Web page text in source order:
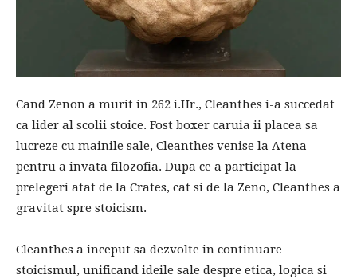
Cand Zenon a murit in 262 i.Hr., Cleanthes i-a succedat
ca lider al scolii stoice. Fost boxer caruia ii placea sa
lucreze cu mainile sale, Cleanthes venise la Atena
pentru a invata filozofia. Dupa ce a participat la
prelegeri atat de la Crates, cat si de la Zeno, Cleanthes a
gravitat spre stoicism.
Cleanthes a inceput sa dezvolte in continuare
stoicismul, unificand ideile sale despre etica, logica si